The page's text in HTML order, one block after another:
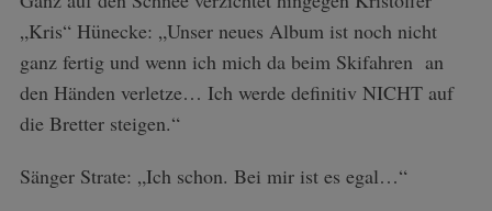
„Kris“ Hünecke: „Unser neues Album ist noch nicht
ganz fertig und wenn ich mich da beim Skifahren an
den Händen verletze… Ich werde definitiv NICHT auf
die Bretter steigen.“
Sänger Strate: „Ich schon. Bei mir ist es egal…“